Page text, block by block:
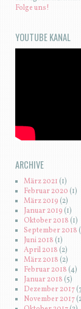
Folge uns!
YOUTUBE KANAL
ARCHIVE
März 2021(1)
Februar 2020 (1)
März 2019 (2)
Januar 2019 (1)
Oktober 2018 (1)
September 2018
Juni 2018 (1)
April 2018 (2)
März 2018 (2)
Februar 2018(4)
Januar 2018 (5)
Dezember 2017
November 2017